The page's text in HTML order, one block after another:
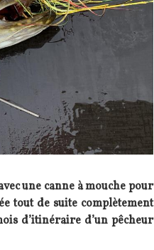
une canne à mouche pour
tout de suite complètement
d’itinéraire d’un pêcheur